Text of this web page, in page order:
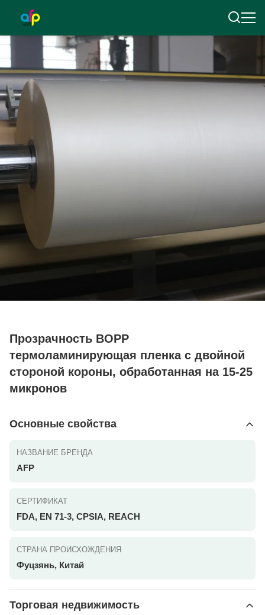
Прозрачность BOPP
термоламинирующая пленка с двойной
стороной короны, обработанная на 15-25
микронов
Основные свойства
НАЗВАНИЕ БРЕНДА
AFP
СЕРТИФИКАТ
FDA, EN 71-3, CPSIA, REACH
СТРАНА ПРОИСХОЖДЕНИЯ
Фуцзянь, Китай
Торговая недвижимость